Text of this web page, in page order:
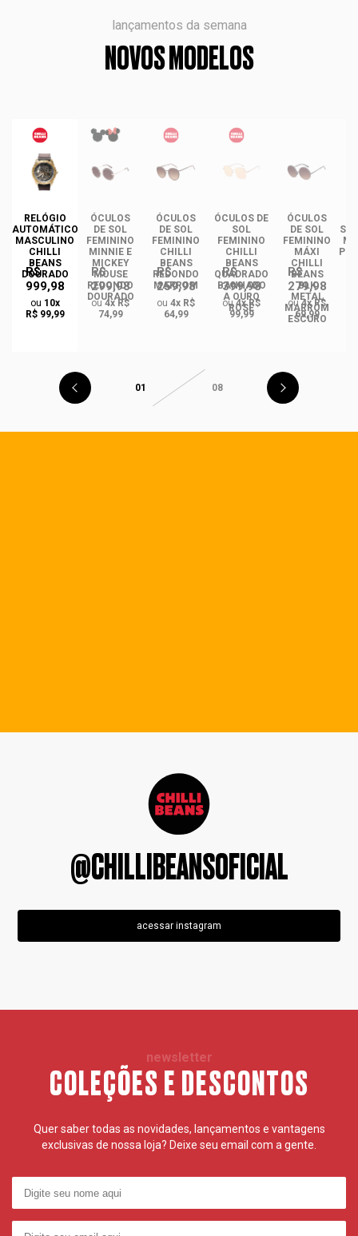
lançamentos da semana
NOVOS MODELOS
RELÓGIO
AUTOMÁTICO
MASCULINO
CHILLI
BEANS
DOURADO
R$
999,98
ou 10x
R$ 99,99
ÓCULOS
DE SOL
FEMININO
MINNIE E
MICKEY
MOUSE
REDONDO
DOURADO
R$
299,98
ou4x R$
74,99
ÓCULOS
DE SOL
FEMININO
CHILLI
BEANS
REDONDO
MARROM
R$
259,98
ou 4x R$
64,99
ÓCULOS DE
SOL
FEMININO
CHILLI
BEANS
QUADRADO
BANHADO
A OURO
ROSÉ
R$
399,98
ou4x R$
99,99
ÓCULOS
DE SOL
FEMININO
MÁXI
CHILLI
BEANS
BLK
METAL
MARROM
ESCURO
R$
279,98
ou4x R$
69,99
01 08
@CHILLIBEANSOFICIAL
acessar instagram
newsletter
COLEÇÕES E DESCONTOS
Quer saber todas as novidades, lançamentos e vantagens
exclusivas de nossa loja? Deixe seu email com a gente.